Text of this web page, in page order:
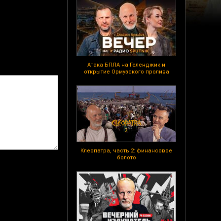
Атака БПЛА на Геленджик и
открытие Ормузского пролива
Клеопатра, часть 2: финансовое
болото